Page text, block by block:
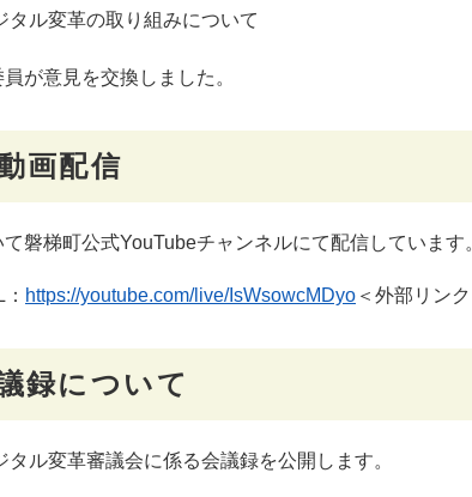
タル変革の取り組みについて​
が意見を交換しました。
画配信
磐梯町公式YouTubeチャンネルにて配信しています
https://youtube.com/live/IsWsowcMDyo ＜外部リン
録について
ル変革審議会に係る会議録を公開します。